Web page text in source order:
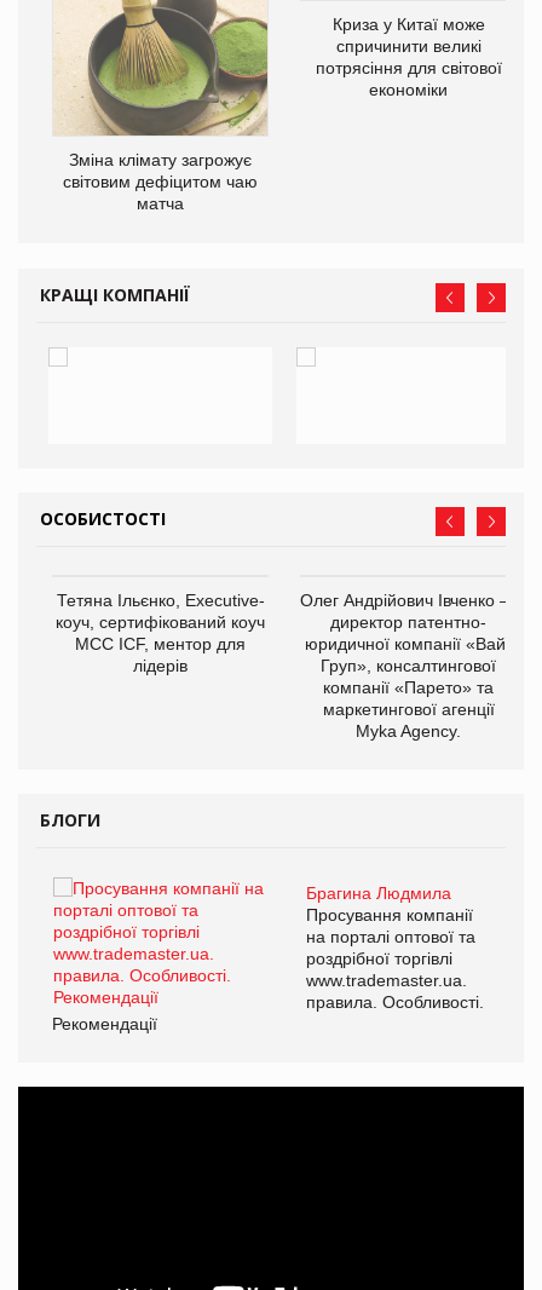
Зміна клімату загрожує
світовим дефіцитом чаю
матча
Криза у Китаї може
спричинити великі
потрясіння для світової
економіки
КРАЩІ КОМПАНІЇ
ОСОБИСТОСТІ
Тетяна Ільєнко, Executive-
коуч, сертифікований коуч
МСС ICF, ментор для
лідерів
Олег Андрійович Івченко —
директор патентно-
юридичної компанії «Вайз
Груп», консалтингової
компанії «Парето» та
маркетингової агенції
Myka Agency.
БЛОГИ
Брагина Людмила
Просування компанії
на порталі оптової та
роздрібної торгівлі
www.trademaster.ua.
правила. Особливості.
Рекомендації